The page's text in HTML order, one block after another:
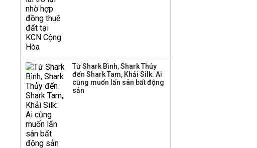
VPBankS xin từ nhiệm
Từ Shark Bình, Shark Thủy
đến Shark Tam, Khải Silk: Ai
cũng muốn lấn sân bất động
sản